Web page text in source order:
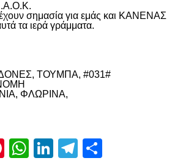
σημασία για εμάς και ΚΑΝΕΝΑΣ
τα ιερά γράμματα.
ΤΟΥΜΠΑ, #031#
ΦΛΩΡΙΝΑ,
Pinterest
WhatsApp
LinkedIn
Telegram